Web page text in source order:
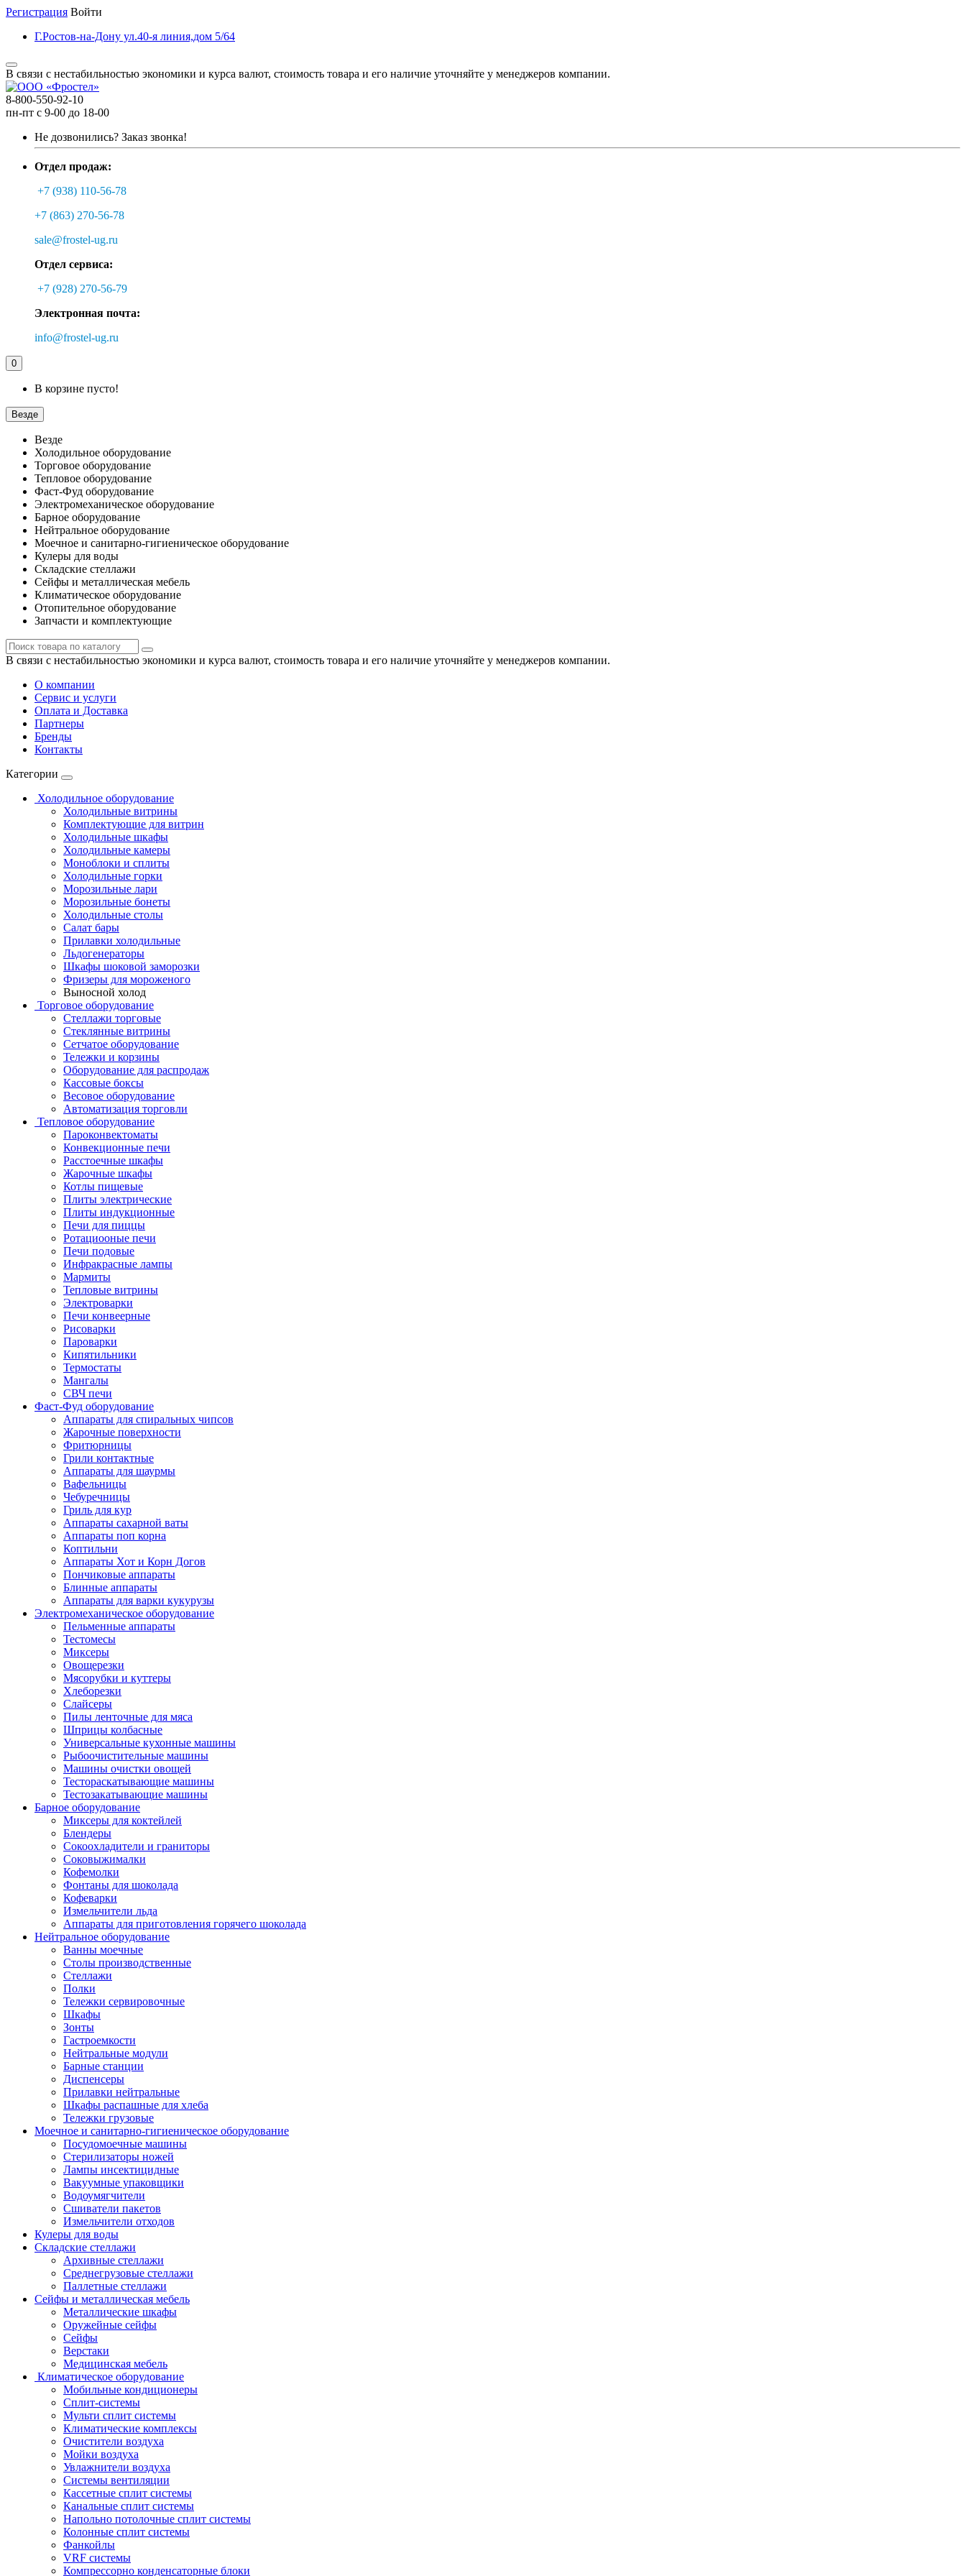
Регистрация Войти
Г.Ростов-на-Дону ул.40-я линия,дом 5/64
В связи с нестабильностью экономики и курса валют, стоимость товара и его наличие уточняйте у менеджеров компании.
8-800-550-92-10
пн-пт с 9-00 до 18-00
Не дозвонились? Заказ звонка!
Отдел продаж:
+7 (938) 110-56-78
+7 (863) 270-56-78
sale@frostel-ug.ru
Отдел сервиса:
+7 (928) 270-56-79
Электронная почта:
info@frostel-ug.ru
0
В корзине пусто!
Везде
Везде
Холодильное оборудование
Торговое оборудование
Тепловое оборудование
Фаст-Фуд оборудование
Электромеханическое оборудование
Барное оборудование
Нейтральное оборудование
Моечное и санитарно-гигиеническое оборудование
Кулеры для воды
Складские стеллажи
Сейфы и металлическая мебель
Климатическое оборудование
Отопительное оборудование
Запчасти и комплектующие
В связи с нестабильностью экономики и курса валют, стоимость товара и его наличие уточняйте у менеджеров компании.
О компании
Сервис и услуги
Оплата и Доставка
Партнеры
Бренды
Контакты
Категории
Холодильное оборудование
Холодильные витрины
Комплектующие для витрин
Холодильные шкафы
Холодильные камеры
Моноблоки и сплиты
Холодильные горки
Морозильные лари
Морозильные бонеты
Холодильные столы
Салат бары
Прилавки холодильные
Льдогенераторы
Шкафы шоковой заморозки
Фризеры для мороженого
Выносной холод
Торговое оборудование
Стеллажи торговые
Стеклянные витрины
Сетчатое оборудование
Тележки и корзины
Оборудование для распродаж
Кассовые боксы
Весовое оборудование
Автоматизация торговли
Тепловое оборудование
Пароконвектоматы
Конвекционные печи
Расстоечные шкафы
Жарочные шкафы
Котлы пищевые
Плиты электрические
Плиты индукционные
Печи для пиццы
Ротациооные печи
Печи подовые
Инфракрасные лампы
Мармиты
Тепловые витрины
Электроварки
Печи конвеерные
Рисоварки
Пароварки
Кипятильники
Термостаты
Мангалы
СВЧ печи
Фаст-Фуд оборудование
Аппараты для спиральных чипсов
Жарочные поверхности
Фритюрницы
Грили контактные
Аппараты для шаурмы
Вафельницы
Чебуречницы
Гриль для кур
Аппараты сахарной ваты
Аппараты поп корна
Коптильни
Аппараты Хот и Корн Догов
Пончиковые аппараты
Блинные аппараты
Аппараты для варки кукурузы
Электромеханическое оборудование
Пельменные аппараты
Тестомесы
Миксеры
Овощерезки
Мясорубки и куттеры
Хлеборезки
Слайсеры
Пилы ленточные для мяса
Шприцы колбасные
Универсальные кухонные машины
Рыбоочистительные машины
Машины очистки овощей
Тестораскатывающие машины
Тестозакатывающие машины
Барное оборудование
Миксеры для коктейлей
Блендеры
Сокоохладители и граниторы
Соковыжималки
Кофемолки
Фонтаны для шоколада
Кофеварки
Измельчители льда
Аппараты для приготовления горячего шоколада
Нейтральное оборудование
Ванны моечные
Столы производственные
Стеллажи
Полки
Тележки сервировочные
Шкафы
Зонты
Гастроемкости
Нейтральные модули
Барные станции
Диспенсеры
Прилавки нейтральные
Шкафы распашные для хлеба
Тележки грузовые
Моечное и санитарно-гигиеническое оборудование
Посудомоечные машины
Стерилизаторы ножей
Лампы инсектицидные
Вакуумные упаковщики
Водоумягчители
Сшиватели пакетов
Измельчители отходов
Кулеры для воды
Складские стеллажи
Архивные стеллажи
Среднегрузовые стеллажи
Паллетные стеллажи
Сейфы и металлическая мебель
Металлические шкафы
Оружейные сейфы
Сейфы
Верстаки
Медицинская мебель
Климатическое оборудование
Мобильные кондиционеры
Сплит-системы
Мульти сплит системы
Климатические комплексы
Очистители воздуха
Мойки воздуха
Увлажнители воздуха
Системы вентиляции
Кассетные сплит системы
Канальные сплит системы
Напольно потолочные сплит системы
Колонные сплит системы
Фанкойлы
VRF системы
Компрессорно конденсаторные блоки